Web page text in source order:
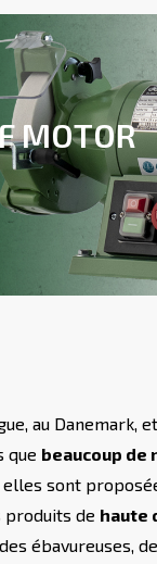
MOTOR
au
que beaucoup de
sont
produits de haute
ébavureuses,